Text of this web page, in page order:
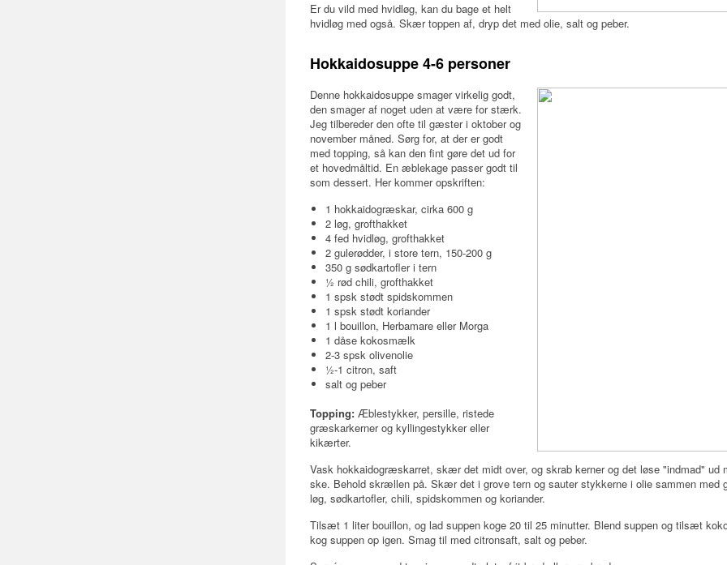
Er du vild med hvidløg, kan du bage et helt
hvidløg med også. Skær toppen af, dryp det med olie, salt og peber.
Hokkaidosuppe 4-6 personer
Denne hokkaidosuppe smager virkelig godt,
den smager af noget uden at være for stærk.
Jeg tilbereder den ofte til gæster i oktober og
november måned. Sørg for, at der er godt
med topping, så kan den fint gøre det ud for
et hovedmåltid. En æblekage passer godt til
som dessert. Her kommer opskriften:
1 hokkaidogræskar, cirka 600 g
2 løg, grofthakket
4 fed hvidløg, grofthakket
2 gulerødder, i store tern, 150-200 g
350 g sødkartofler i tern
½ rød chili, grofthakket
1 spsk stødt spidskommen
1 spsk stødt koriander
1 l bouillon, Herbamare eller Morga
1 dåse kokosmælk
2-3 spsk olivenolie
½-1 citron, saft
salt og peber
Topping: Æblestykker, persille, ristede
græskarkerner og kyllingestykker eller
kikærter.
Vask hokkaidogræskarret, skær det midt over, og skrab kerner og det løse "indmad" ud
ske. Behold skrællen på. Skær det i grove tern og sauter stykkerne i olie sammen med
løg, sødkartofler, chili, spidskommen og koriander.
Tilsæt 1 liter bouillon, og lad suppen koge 20 til 25 minutter. Blend suppen og tilsæt
kog suppen op igen. Smag til med citronsaft, salt og peber.